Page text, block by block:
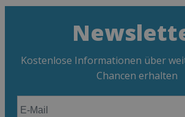
Kostenlose Informationen über
Chancen erhalten